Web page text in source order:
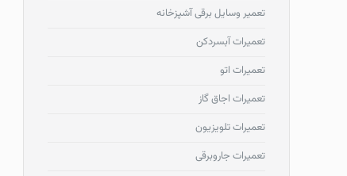
تعمیر وسایل برقی آشپزخانه
تعمیرات آبسردکن
تعمیرات اتو
تعمیرات اجاق گاز
تعمیرات تلویزیون
تعمیرات جاروبرقی